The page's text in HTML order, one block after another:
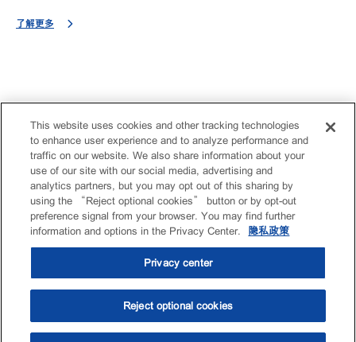
了解更多
This website uses cookies and other tracking technologies
to enhance user experience and to analyze performance and
traffic on our website. We also share information about your
use of our site with our social media, advertising and
analytics partners, but you may opt out of this sharing by
using the “Reject optional cookies” button or by opt-out
preference signal from your browser. You may find further
information and options in the Privacy Center.
隐私政策
Privacy center
Reject optional cookies